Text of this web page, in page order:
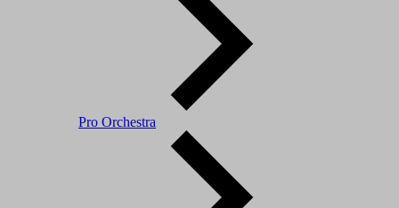
Pro Orchestra